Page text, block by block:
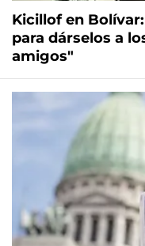
Kicillof en
para dárselos a
amigos"